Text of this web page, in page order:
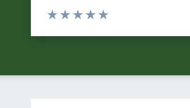
Valuta da 1 a 5 stelle la pagina